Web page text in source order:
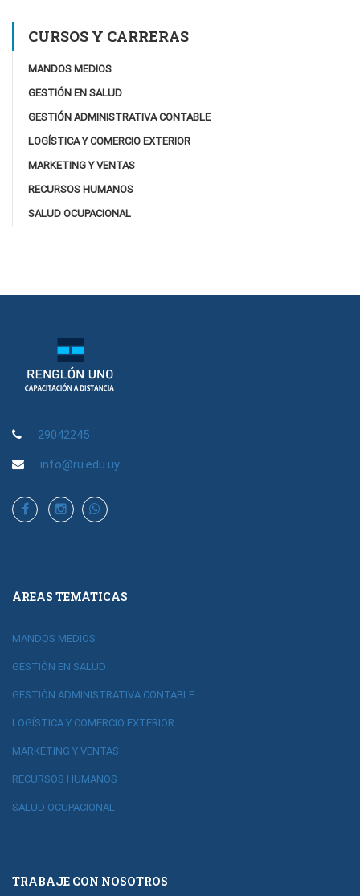
CURSOS Y CARRERAS
MANDOS MEDIOS
GESTIÓN EN SALUD
GESTIÓN ADMINISTRATIVA CONTABLE
LOGÍSTICA Y COMERCIO EXTERIOR
MARKETING Y VENTAS
RECURSOS HUMANOS
SALUD OCUPACIONAL
29042245
info@ru.edu.uy
ÁREAS TEMÁTICAS
MANDOS MEDIOS
GESTIÓN EN SALUD
GESTIÓN ADMINISTRATIVA CONTABLE
LOGÍSTICA Y COMERCIO EXTERIOR
MARKETING Y VENTAS
RECURSOS HUMANOS
SALUD OCUPACIONAL
TRABAJE CON NOSOTROS